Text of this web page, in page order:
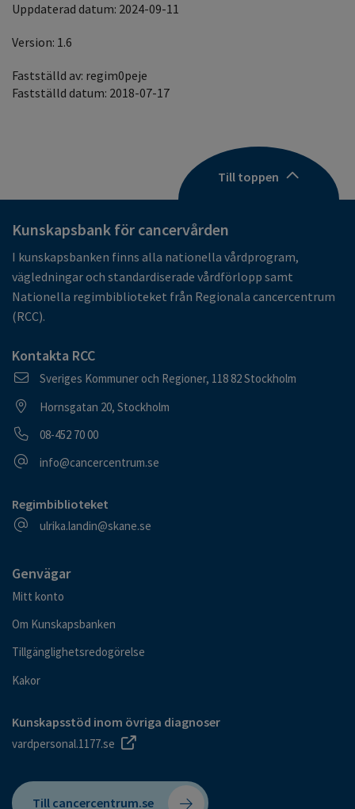
Uppdaterad datum: 2024-09-11
Version: 1.6
Fastställd av: regim0peje
Fastställd datum: 2018-07-17
Till toppen
Kunskapsbank för cancervården
I kunskapsbanken finns alla nationella vårdprogram,
vägledningar och standardiserade vårdförlopp samt
Nationella regimbiblioteket från Regionala cancercentrum
(RCC).
Kontakta RCC
Postadress
Sveriges Kommuner och Regioner, 118 82 Stockholm
Besöksadress
Hornsgatan 20, Stockholm
Telefonnummer
08-452 70 00
E-postadress
info@cancercentrum.se
Regimbiblioteket
E-postadress
ulrika.landin@skane.se
Genvägar
Mitt konto
Om Kunskapsbanken
Tillgänglighetsredogörelse
Kakor
Kunskapsstöd inom övriga diagnoser
vardpersonal.1177.se
Till cancercentrum.se